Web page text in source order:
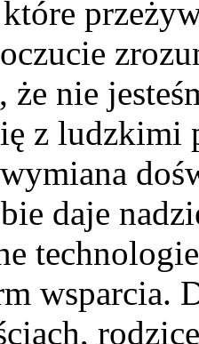
że nie
z ludzkimi
daje
wsparcia.